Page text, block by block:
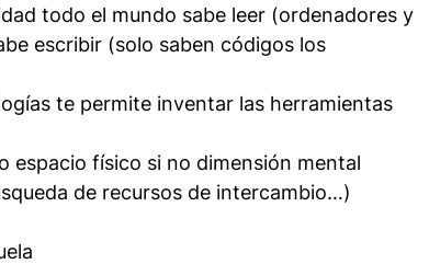
todo el mundo sabe leer (ordenadores y
escribir (solo saben códigos los
te permite inventar las herramientas
espacio físico si no dimensión mental
de recursos de intercambio…)